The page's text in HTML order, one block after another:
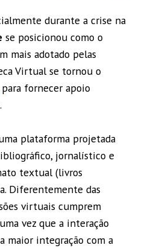
durante a crise na
se posicionou como o
mais adotado pelas
Virtual se tornou o
para fornecer apoio
plataforma projetada
jornalístico e
textual (livros
Diferentemente das
virtuais cumprem
vez que a interação
maior integração com a